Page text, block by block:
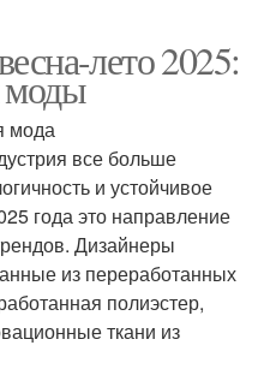
лето 2025:
моды
мода
все больше
и устойчивое
года это направление
Дизайнеры
из переработанных
полиэстер,
ткани из